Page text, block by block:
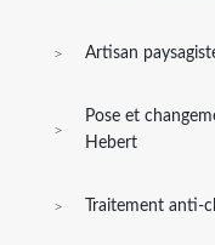
Artisan
Pose et
Hebert
Traitement anti-